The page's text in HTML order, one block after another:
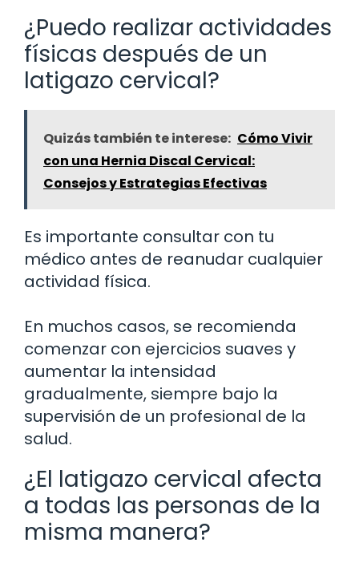
¿Puedo realizar actividades
físicas después de un
latigazo cervical?
Quizás también te interese: Cómo Vivir
con una Hernia Discal Cervical:
Consejos y Estrategias Efectivas
Es importante consultar con tu
médico antes de reanudar cualquier
actividad física.
En muchos casos, se recomienda
comenzar con ejercicios suaves y
aumentar la intensidad
gradualmente, siempre bajo la
supervisión de un profesional de la
salud.
¿El latigazo cervical afecta
a todas las personas de la
misma manera?